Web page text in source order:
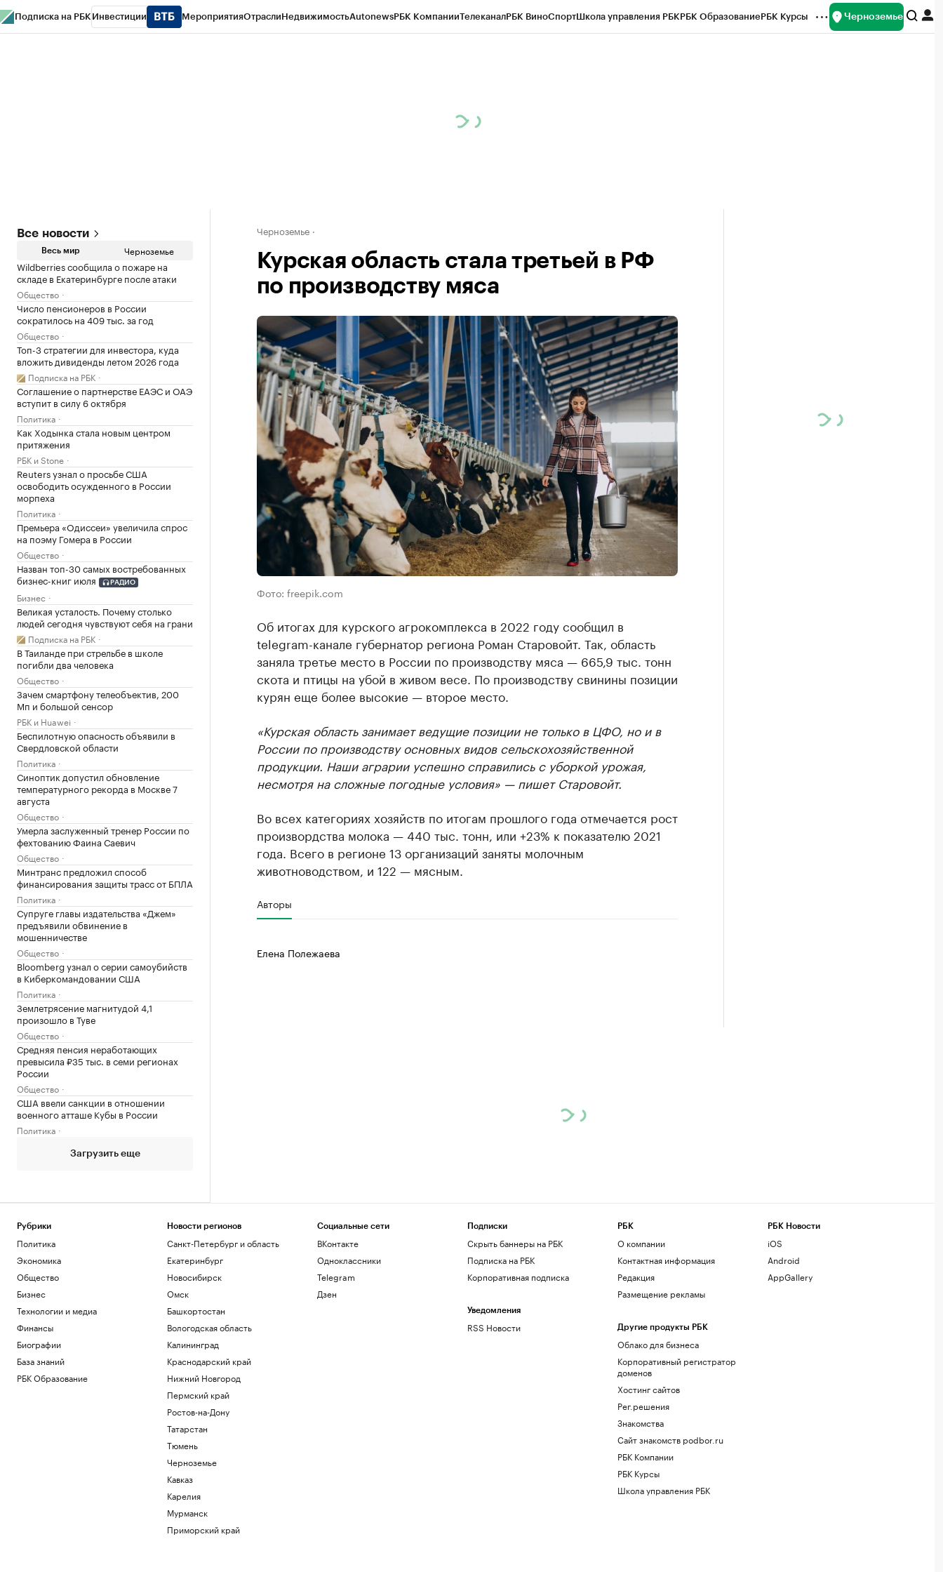
Подписка на РБК Инвестиции МероприятияОтраслиНедвижимостьAutonewsРБК КомпанииТелеканалРБК ВиноСпортШкола управления РБКРБК ОбразованиеРБК Курсы Черноземье
Все новости
Весь мир Черноземье
Wildberries сообщила о пожаре на
складе в Екатеринбурге после атаки
Общество
Число пенсионеров в России
сократилось на 409 тыс. за год
Общество
Топ-3 стратегии для инвестора, куда
вложить дивиденды летом 2026 года
Подписка на РБК
Соглашение о партнерстве ЕАЭС и ОАЭ
вступит в силу 6 октября
Политика
Как Ходынка стала новым центром
притяжения
РБК и Stone
Reuters узнал о просьбе США
освободить осужденного в России
морпеха
Политика
Премьера «Одиссеи» увеличила спрос
на поэму Гомера в России
Общество
Назван топ-30 самых востребованных
бизнес-книг июля
РАДИО
Бизнес
Великая усталость. Почему столько
людей сегодня чувствуют себя на грани
Подписка на РБК
В Таиланде при стрельбе в школе
погибли два человека
Общество
Зачем смартфону телеобъектив, 200
Мп и большой сенсор
РБК и Huawei
Беспилотную опасность объявили в
Свердловской области
Политика
Синоптик допустил обновление
температурного рекорда в Москве 7
августа
Общество
Умерла заслуженный тренер России по
фехтованию Фаина Саевич
Общество
Минтранс предложил способ
финансирования защиты трасс от БПЛА
Политика
Супруге главы издательства «Джем»
предъявили обвинение в
мошенничестве
Общество
Bloomberg узнал о серии самоубийств
в Киберкомандовании США
Политика
Землетрясение магнитудой 4,1
произошло в Туве
Общество
Средняя пенсия неработающих
превысила ₽35 тыс. в семи регионах
России
Общество
США ввели санкции в отношении
военного атташе Кубы в России
Политика
Загрузить еще
Черноземье
Курская область стала третьей в РФ
по производству мяса
Фото: freepik.com
Об итогах для курского агрокомплекса в 2022 году сообщил в
telegram-канале губернатор региона Роман Старовойт. Так, область
заняла третье место в России по производству мяса — 665,9 тыс. тонн
скота и птицы на убой в живом весе. По производству свинины позиции
курян еще более высокие — второе место.
«Курская область занимает ведущие позиции не только в ЦФО, но и в
России по производству основных видов сельскохозяйственной
продукции. Наши аграрии успешно справились с уборкой урожая,
несмотря на сложные погодные условия» — пишет Старовойт.
Во всех категориях хозяйств по итогам прошлого года отмечается рост
произвордства молока — 440 тыс. тонн, или +23% к показателю 2021
года. Всего в регионе 13 организаций заняты молочным
животноводством, и 122 — мясным.
Авторы
Елена Полежаева
Рубрики
Политика
Экономика
Общество
Бизнес
Технологии и медиа
Финансы
Биографии
База знаний
РБК Образование
Новости регионов
Санкт-Петербург и область
Екатеринбург
Новосибирск
Омск
Башкортостан
Вологодская область
Калининград
Краснодарский край
Нижний Новгород
Пермский край
Ростов-на-Дону
Татарстан
Тюмень
Черноземье
Кавказ
Карелия
Мурманск
Приморский край
Социальные сети
ВКонтакте
Одноклассники
Telegram
Дзен
Подписки
Скрыть баннеры на РБК
Подписка на РБК
Корпоративная подписка
Уведомления
RSS Новости
РБК
О компании
Контактная информация
Редакция
Размещение рекламы
Другие продукты РБК
Облако для бизнеса
Корпоративный регистратор
доменов
Хостинг сайтов
Рег.решения
Знакомства
Сайт знакомств podbor.ru
РБК Компании
РБК Курсы
Школа управления РБК
РБК Новости
iOS
Android
AppGallery